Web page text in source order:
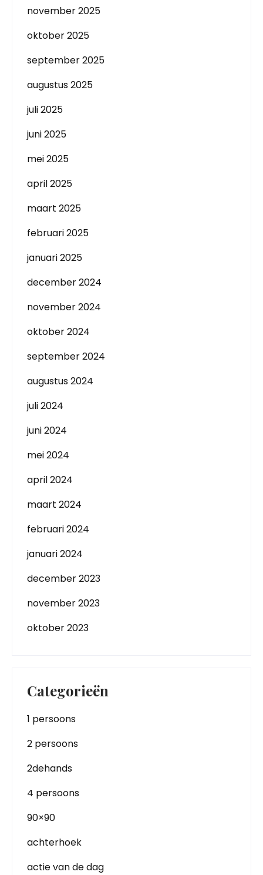
november 2025
oktober 2025
september 2025
augustus 2025
juli 2025
juni 2025
mei 2025
april 2025
maart 2025
februari 2025
januari 2025
december 2024
november 2024
oktober 2024
september 2024
augustus 2024
juli 2024
juni 2024
mei 2024
april 2024
maart 2024
februari 2024
januari 2024
december 2023
november 2023
oktober 2023
Categorieën
1 persoons
2 persoons
2dehands
4 persoons
90×90
achterhoek
actie van de dag